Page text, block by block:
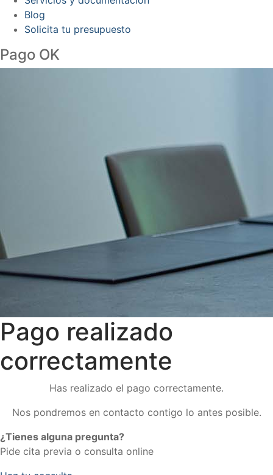
Blog
Solicita tu presupuesto
Pago OK
Pago realizado
correctamente
Has realizado el pago correctamente.
Nos pondremos en contacto contigo lo antes posible.
¿Tienes alguna pregunta?
Pide cita previa o consulta online